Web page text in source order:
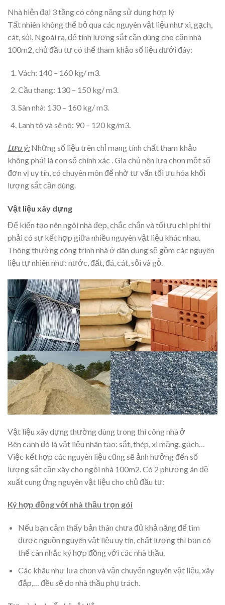
Nhà hiện đại 3 tầng có công năng sử dụng hợp lý
Tất nhiên không thể bỏ qua các nguyên vật liệu như xi, gạch,
cát, sỏi. Ngoài ra, để tính lượng sắt cần dùng cho căn nhà
100m2, chủ đầu tư có thể tham khảo số liệu dưới đây:
Vách: 140 – 160 kg/ m3.
Cầu thang: 130 – 150 kg/ m3.
Sàn nhà: 130 – 160 kg/ m3.
Lanh tô và sê nô: 90 – 120 kg/m3.
Lưu ý:Những số liệu trên chỉ mang tính chất tham khảo
không phải là con số chính xác . Gia chủ nên lựa chọn một số
đơn vị uy tín, có chuyên môn để nhờ tư vấn tối ưu hóa khối
lượng sắt cần dùng.
Vật liệu xây dựng
Để kiến tạo nên ngôi nhà đẹp, chắc chắn và tối ưu chi phí thì
phải có sự kết hợp giữa nhiều nguyên vật liệu khác nhau.
Thông thường công trình nhà ở dân dụng sẽ gồm các nguyên
liệu tự nhiên như: nước, đất, đá, cát, sỏi và gỗ.
Vật liệu xây dựng thường dùng trong thi công nhà ở
Bên cạnh đó là vật liệu nhân tạo: sắt, thép, xi măng, gạch…
Việc kết hợp các nguyên liệu cũng sẽ ảnh hưởng đến số
lượng sắt cần xây cho ngôi nhà 100m2. Có 2 phương án đề
xuất cung ứng nguyên vật liệu cho chủ đầu tư:
Ký hợp đồng với nhà thầu trọn gói
Nếu bạn cảm thấy bản thân chưa đủ khả năng để tìm
được nguồn nguyên vật liệu uy tín, chất lượng thì bạn có
thể cân nhắc ký hợp đồng với các nhà thầu.
Các khâu như lựa chọn và vận chuyển nguyên vật liệu, xây
đắp,… đều sẽ do nhà thầu phụ trách.